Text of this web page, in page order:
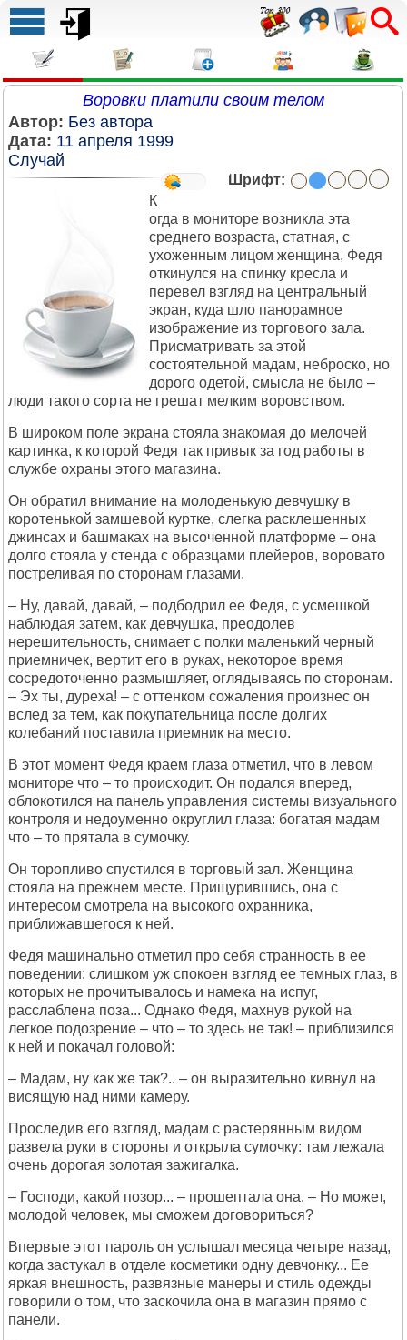
Воровки платили своим телом
Автор: Без автора
Дата: 11 апреля 1999
Случай
Шрифт:
К
огда в мониторе возникла эта
среднего возраста, статная, с
ухоженным лицом женщина, Федя
откинулся на спинку кресла и
перевел взгляд на центральный
экран, куда шло панорамное
изображение из торгового зала.
Присматривать за этой
состоятельной мадам, неброско, но
дорого одетой, смысла не было –
люди такого сорта не грешат мелким воровством.
В широком поле экрана стояла знакомая до мелочей
картинка, к которой Федя так привык за год работы в
службе охраны этого магазина.
Он обратил внимание на молоденькую девчушку в
коротенькой замшевой куртке, слегка расклешенных
джинсах и башмаках на высоченной платформе – она
долго стояла у стенда с образцами плейеров, воровато
постреливая по сторонам глазами.
– Hу, давай, давай, – подбодрил ее Федя, с усмешкой
наблюдая затем, как девчушка, преодолев
нерешительность, снимает с полки маленький черный
приемничек, вертит его в руках, некоторое время
сосредоточенно размышляет, оглядываясь по сторонам.
– Эх ты, дуреха! – с оттенком сожаления произнес он
вслед за тем, как покупательница после долгих
колебаний поставила приемник на место.
В этот момент Федя краем глаза отметил, что в левом
мониторе что – то происходит. Он подался вперед,
облокотился на панель управления системы визуального
контроля и недоуменно округлил глаза: богатая мадам
что – то прятала в сумочку.
Он торопливо спустился в торговый зал. Женщина
стояла на прежнем месте. Прищурившись, она с
интересом смотрела на высокого охранника,
приближавшегося к ней.
Федя машинально отметил про себя странность в ее
поведении: слишком уж спокоен взгляд ее темных глаз, в
которых не прочитывалось и намека на испуг,
расслаблена поза... Однако Федя, махнув рукой на
легкое подозрение – что – то здесь не так! – приблизился
к ней и покачал головой:
– Мадам, ну как же так?.. – он выразительно кивнул на
висящую над ними камеру.
Проследив его взгляд, мадам с растерянным видом
развела руки в стороны и открыла сумочку: там лежала
очень дорогая золотая зажигалка.
– Господи, какой позор... – прошептала она. – Hо может,
молодой человек, мы сможем договориться?
Впервые этот пароль он услышал месяца четыре назад,
когда застукал в отделе косметики одну девчонку... Ее
яркая внешность, развязные манеры и стиль одежды
говорили о том, что заскочила она в магазин прямо с
панели.